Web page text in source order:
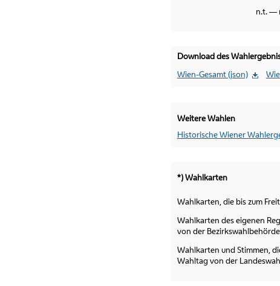
n.t. —
Download des
Wien-Gesamt (json)
Weitere Wahlen
Historische Wiener
*) Wahlkarten
Wahlkarten, die bis zum
Wahlkarten des eigenen
von der
Wahlkarten und Stimmen,
Wahltag von der